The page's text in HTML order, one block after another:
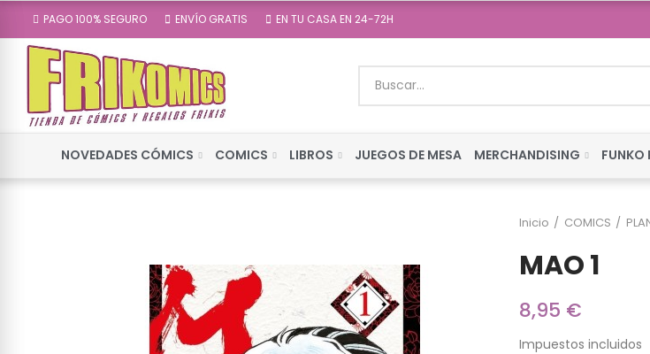
PAGO 100% SEGURO ENVÍO GRATIS EN TU CASA EN 24-72H
NOVEDADES CÓMICS COMICS LIBROS JUEGOS DE MESA MERCHANDISING FUNKO
Inicio COMICS
MAO 1
8,95 €
Impuestos incluidos